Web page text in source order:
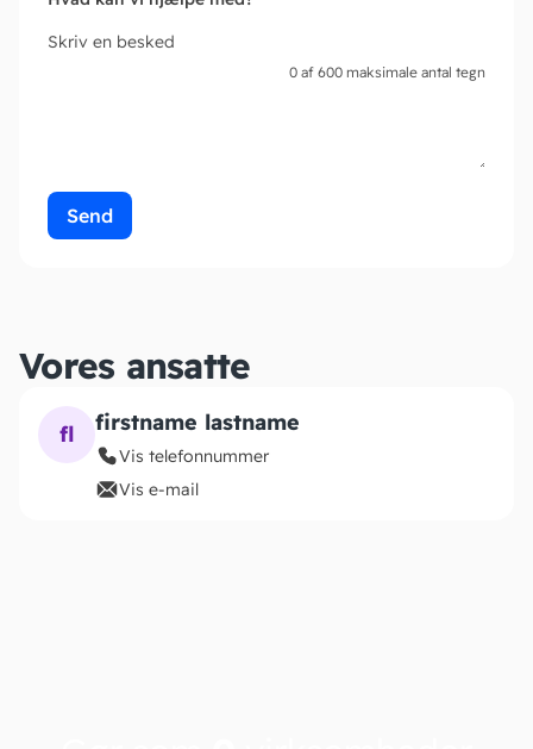
Skriv en besked
0 af 600 maksimale antal tegn
Vores ansatte
fl firstname lastname
Vis telefonnummer
Vis e-mail